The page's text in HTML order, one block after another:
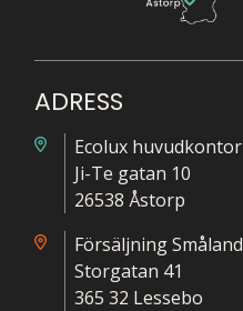
ADRESS
Ecolux huvudkontor
Ji-Te gatan 10
26538 Åstorp
Försäljning Småland
Storgatan 41
365 32 Lessebo